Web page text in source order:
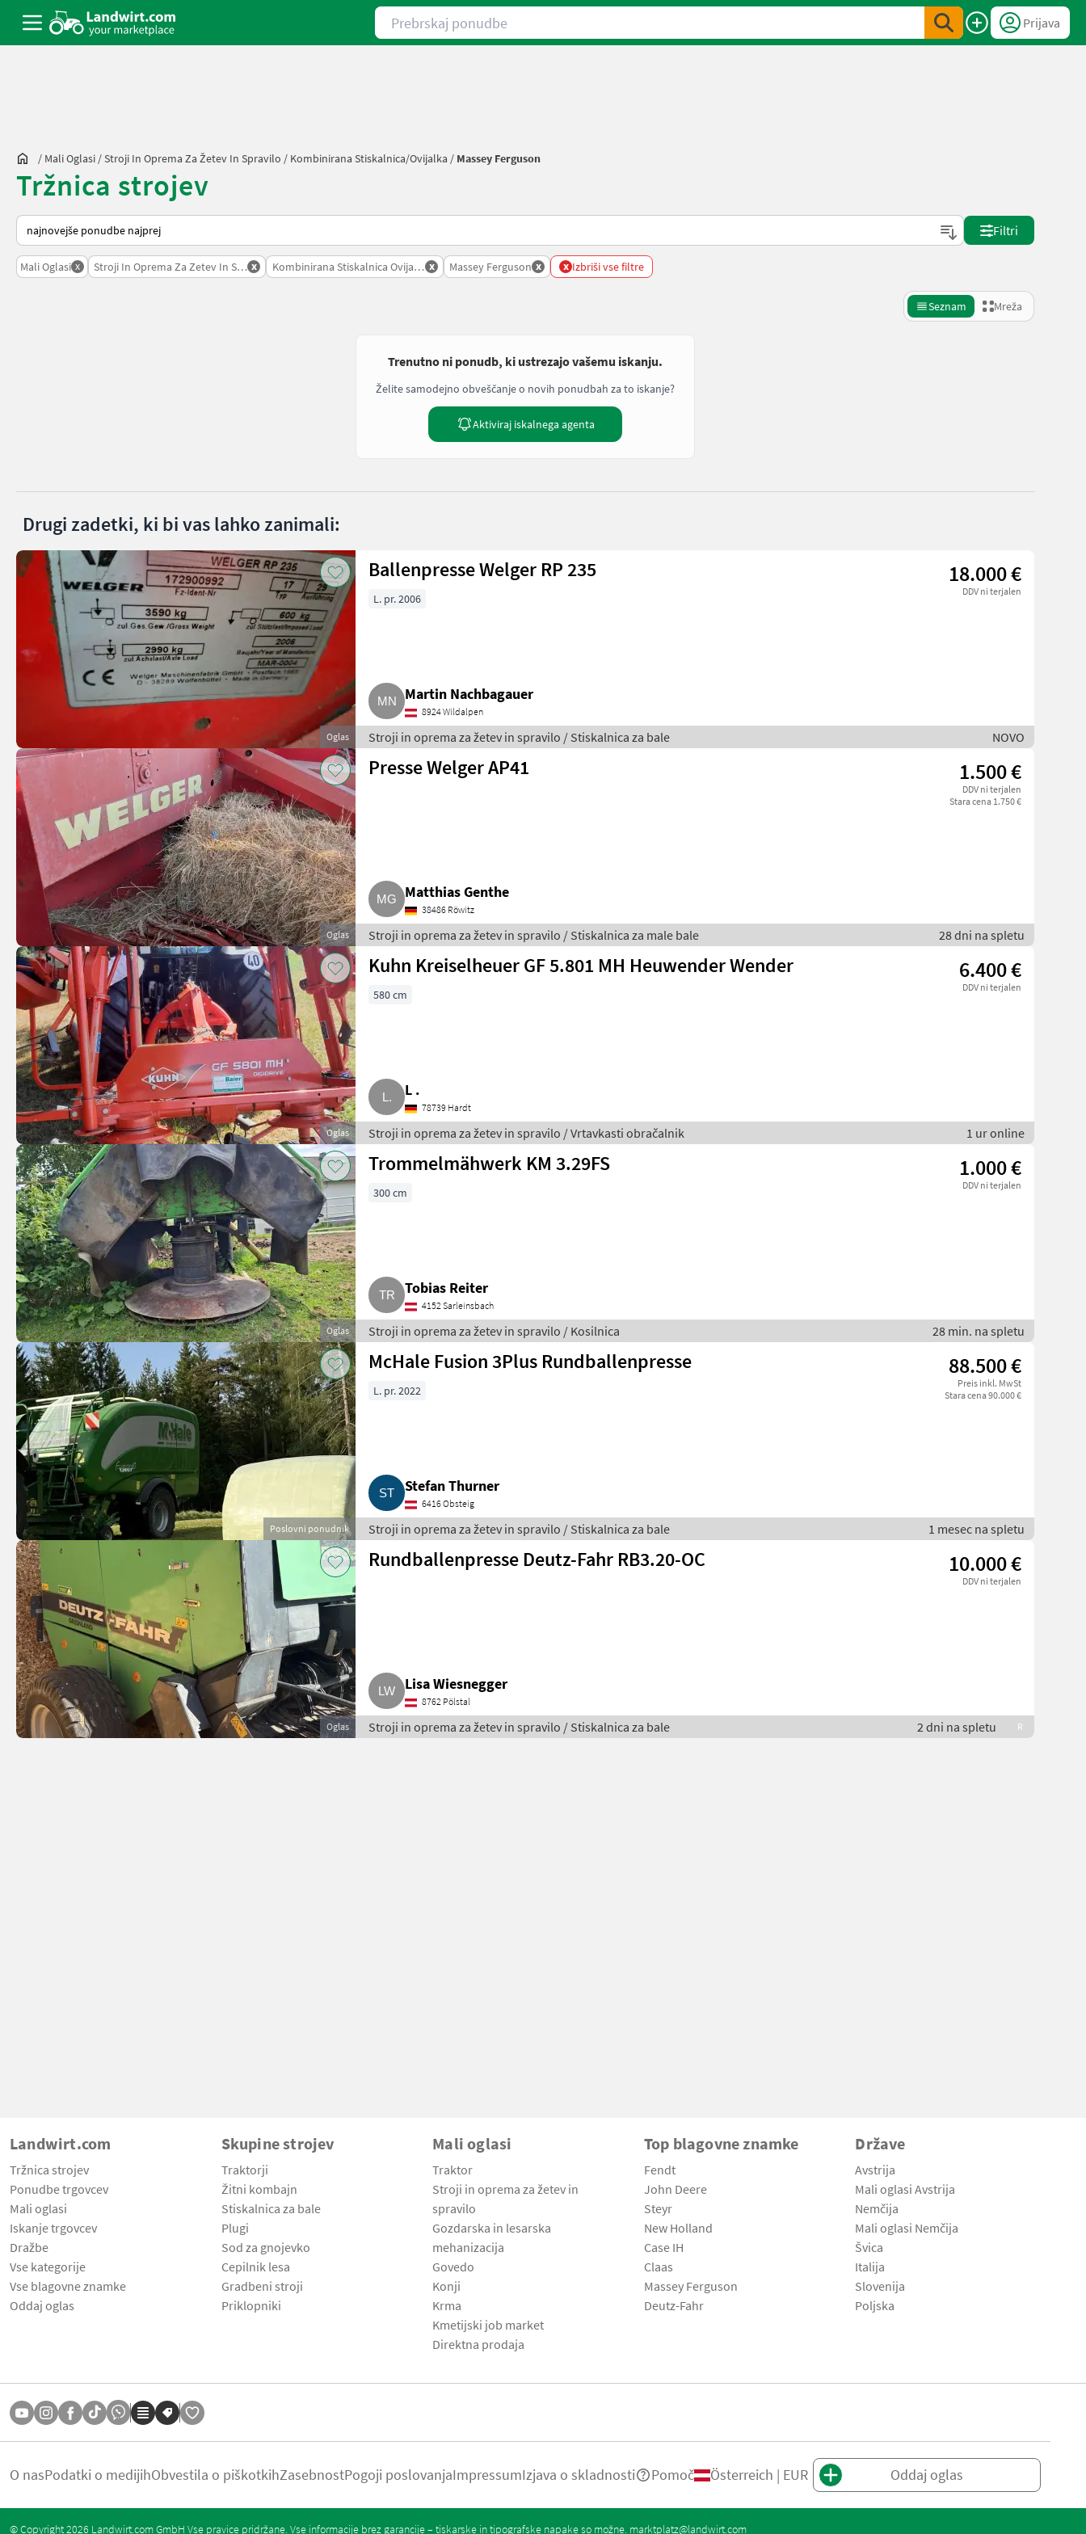
Prebrskaj ponudbe
Prijava
/ Mali Oglasi /Stroji In Oprema Za Žetev In Spravilo / Kombinirana Stiskalnica/ovijalka / Massey Ferguson
Tržnica strojev
Tako je razvrščeno na Landwirt.com
Filtri
Mali Oglasi x Stroji In Oprema Za Zetev In Spravilo
x Kombinirana Stiskalnica Ovijalkax Massey Ferguson x x Izbriši vse filtre
Seznam Mreža
Trenutno ni ponudb, ki ustrezajo vašemu iskanju.
Želite samodejno obveščanje o novih ponudbah za to iskanje?
Aktiviraj iskalnega agenta
Drugi zadetki, ki bi vas lahko zanimali:
Oglas
Ballenpresse Welger RP 235 18.000 €
DDV ni terjalen
L. pr. 2006
Martin Nachbagauer
8924 Wildalpen
Stroji in oprema za žetev in spravilo / Stiskalnica za bale NOVO
Oglas
Presse Welger AP41 1.500 €
DDV ni terjalen
Stara cena 1.750 €
Matthias Genthe
38486 Röwitz
Stroji in oprema za žetev in spravilo / Stiskalnica za male bale 28 dni na spletu
Oglas
Kuhn Kreiselheuer GF 5.801 MH Heuwender Wender 6.400 €
DDV ni terjalen
580 cm
L .
78739 Hardt
Stroji in oprema za žetev in spravilo / Vrtavkasti obračalnik 1 ur online
Oglas
Trommelmähwerk KM 3.29FS 1.000 €
DDV ni terjalen
300 cm
Tobias Reiter
4152 Sarleinsbach
Stroji in oprema za žetev in spravilo / Kosilnica 28 min. na spletu
Poslovni ponudnik
McHale Fusion 3Plus Rundballenpresse 88.500 €
Preis inkl. MwSt
Stara cena 90.000 €
L. pr. 2022
Stefan Thurner
6416 Obsteig
Stroji in oprema za žetev in spravilo / Stiskalnica za bale 1 mesec na spletu
Oglas
Rundballenpresse Deutz-Fahr RB3.20-OC 10.000 €
DDV ni terjalen
Lisa Wiesnegger
8762 Pölstal
Stroji in oprema za žetev in spravilo / Stiskalnica za bale 2 dni na spletu R
Landwirt.com
Tržnica strojev
Ponudbe trgovcev
Mali oglasi
Iskanje trgovcev
Dražbe
Vse kategorije
Vse blagovne znamke
Oddaj oglas
Skupine strojev
Traktorji
Žitni kombajn
Stiskalnica za bale
Plugi
Sod za gnojevko
Cepilnik lesa
Gradbeni stroji
Priklopniki
Mali oglasi
Traktor
Stroji in oprema za žetev in
spravilo
Gozdarska in lesarska
mehanizacija
Govedo
Konji
Krma
Kmetijski job market
Direktna prodaja
Top blagovne znamke
Fendt
John Deere
Steyr
New Holland
Case IH
Claas
Massey Ferguson
Deutz-Fahr
Države
Avstrija
Mali oglasi Avstrija
Nemčija
Mali oglasi Nemčija
Švica
Italija
Slovenija
Poljska
O nasPodatki o medijihObvestila o piškotkihZasebnostPogoji poslovanjaImpressumIzjava o skladnosti Pomoč Österreich | EUR Oddaj oglas
© Copyright 2026 Landwirt.com GmbH Vse pravice pridržane. Vse informacije brez garancije – tiskarske in tipografske napake so možne. marktplatz@landwirt.com